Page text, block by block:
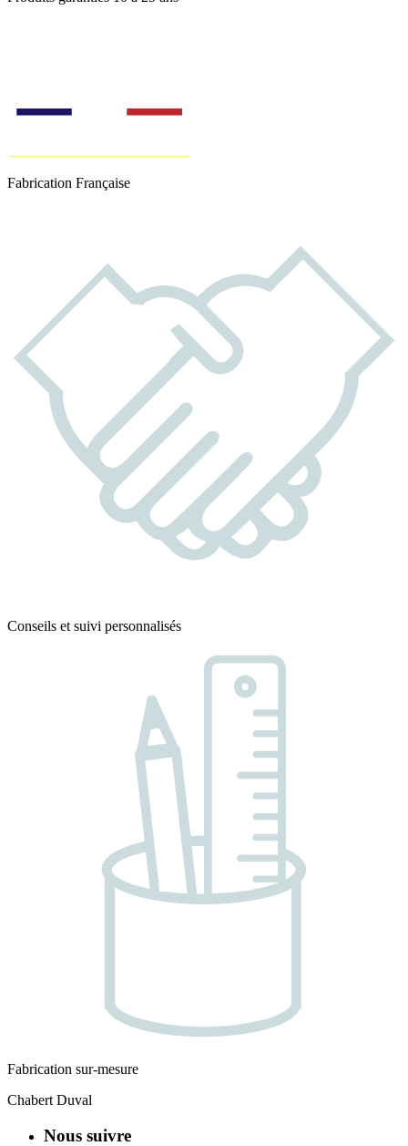
Fabrication Française
Conseils et suivi personnalisés
Fabrication sur-mesure
Chabert Duval
Nous suivre